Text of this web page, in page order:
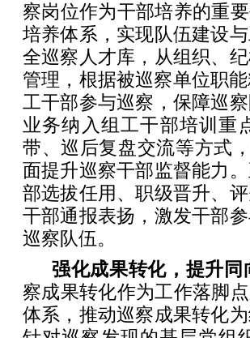
察岗位作为干部培养的重
培养体系，实现队伍建设
全巡察人才库，从组织、
管理，根据被巡察单位职
工干部参与巡察，保障巡
业务纳入组工干部培训重
带、巡后复盘交流等方式
面提升巡察干部监督能力
部选拔任用、职级晋升、
干部通报表扬，激发干部
巡察队伍。
强化成果转化，提升同
察成果转化作为工作落脚
体系，推动巡察成果转化